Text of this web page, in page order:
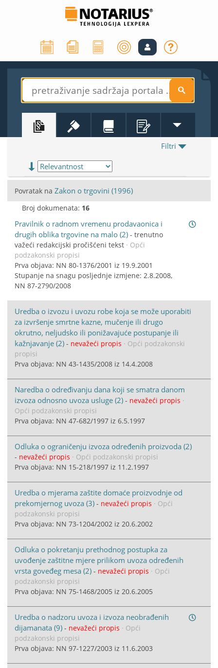
S
Filtri
Povratak na Zakon o trgovini (1996)
Broj dokumenata: 16
Pravilnik o radnom vremenu prodavaonica i
drugih oblika trgovine na malo (2) - trenutno
važeći redakcijski pročišćeni tekst · Opći
podzakonski propisi
Prva objava: NN 80-1376/2001 iz 19.9.2001
Stupanje na snagu posljednje izmjene: 2.8.2008,
NN 87-2790/2008
Uredba o izvozu i uvozu robe koja se može uporabiti
za izvršenje smrtne kazne, mučenje ili drugo
okrutno, neljudsko ili ponižavajuće postupanje ili
kažnjavanje (2) - nevažeći propis · Opći podzakonski
propisi
Prva objava: NN 43-1435/2008 iz 14.4.2008
Naredba o određivanju dana koji se smatra danom
izvoza odnosno uvoza usluge (2) - nevažeći propis ·
Opći podzakonski propisi
Prva objava: NN 47-682/1997 iz 6.5.1997
Odluka o ograničenju izvoza određenih proizvoda (2)
- nevažeći propis · Opći podzakonski propisi
Prva objava: NN 15-218/1997 iz 11.2.1997
Uredba o mjerama zaštite domaće proizvodnje od
prekomjernog uvoza (3) - nevažeći propis · Opći
podzakonski propisi
Prva objava: NN 73-1204/2002 iz 20.6.2002
Odluka o pokretanju prethodnog postupka za
uvođenje zaštitne mjere prilikom uvoza određenih
vrsta goveđeg mesa (2) - nevažeći propis · Opći
podzakonski propisi
Prva objava: NN 75-1468/2005 iz 20.6.2005
Uredba o nadzoru uvoza i izvoza neobrađenih
dijamanata (9) - nevažeći propis · Opći
podzakonski propisi
Prva objava: NN 97-1227/2003 iz 11.6.2003